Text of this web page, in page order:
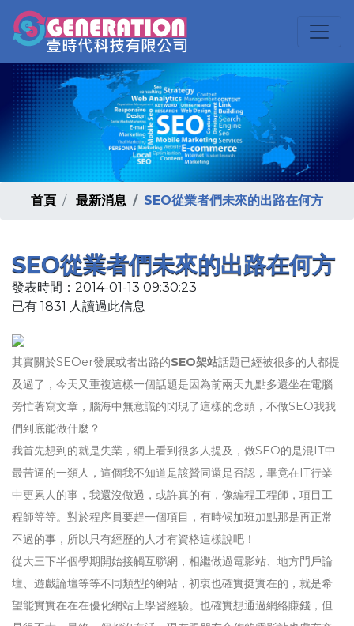
首頁 最新消息 SEO從業者們未來的出路在何方
SEO從業者們未來的出路在何方
發表時間：2014-01-13 09:30:23
已有 1831 人讀過此信息
其實關於SEOer發展或者出路的SEO架站話題已經被很多的人都提
及過了，今天又重複這樣一個話題是因為前兩天九點多還坐在電腦
旁忙著寫文章，腦海中無意識的閃現了這樣的念頭，不做SEO我我
們到底能做什麼？
我首先想到的就是失業，網上看到很多人提及，做SEO的是混IT中
最苦逼的一類人，這個我不知道是該贊同還是否認，畢竟在IT行業
中更累人的事，我還沒做過，或許真的有，像編程工程師，項目工
程師等等。對於程序員要趕一個項目，有時候加班加點那是再正常
不過的事，所以只有經歷的人才有資格這樣說吧！
從大三下半個學期開始接觸互聯網，相繼做過電影站、地方門戶論
壇、遊戲論壇等等不同類型的網站，初衷也確實挺實在的，就是希
望能實實在在在優化網站上學習經驗。也確實想通過網絡賺錢，但